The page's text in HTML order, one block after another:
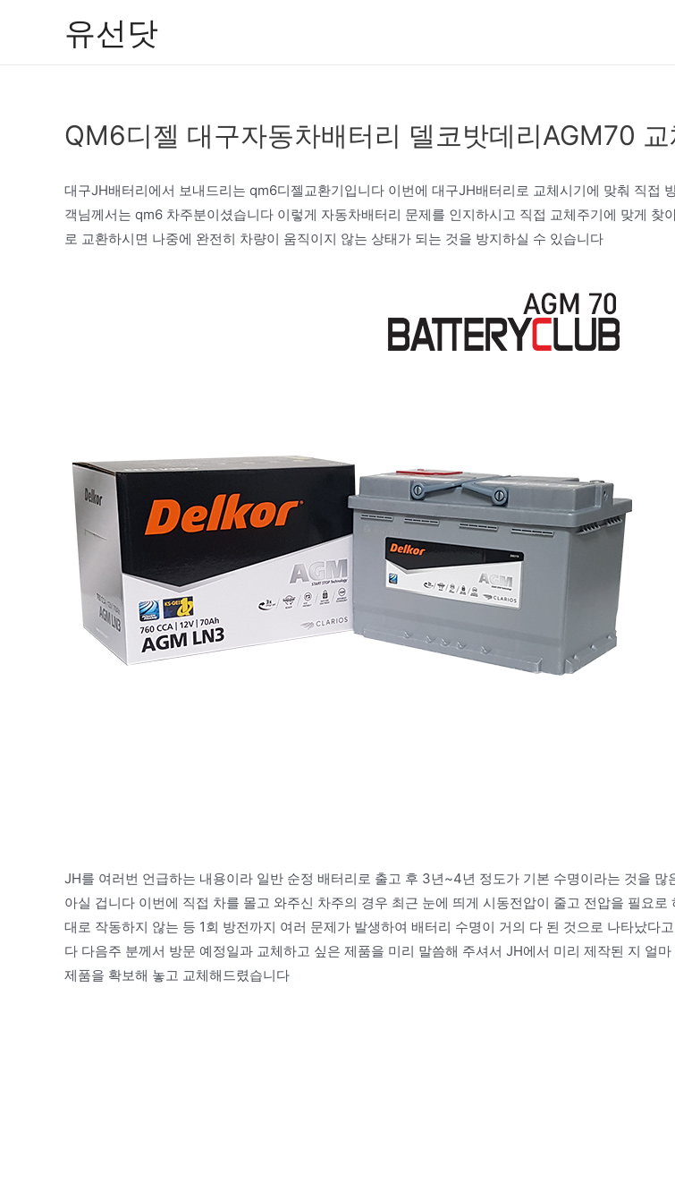
유선닷
QM6디젤 대구자동차배터리 델코밧데리AGM70 교
대구JH배터리에서 보내드리는 qm6디젤교환기입니다 이번에 대구JH배터리로 교체시기에 맞춰 직접
객님께서는 qm6 차주분이셨습니다 이렇게 자동차배터리 문제를 인지하시고 직접 교체주기에 맞게 찾
로 교환하시면 나중에 완전히 차량이 움직이지 않는 상태가 되는 것을 방지하실 수 있습니다
JH를 여러번 언급하는 내용이라 일반 순정 배터리로 출고 후 3년~4년 정도가 기본 수명이라는 것을 많
아실 겁니다 이번에 직접 차를 몰고 와주신 차주의 경우 최근 눈에 띄게 시동전압이 줄고 전압을 필요로
대로 작동하지 않는 등 1회 방전까지 여러 문제가 발생하여 배터리 수명이 거의 다 된 것으로 나타났다
다 다음주 분께서 방문 예정일과 교체하고 싶은 제품을 미리 말씀해 주셔서 JH에서 미리 제작된 지 얼마
제품을 확보해 놓고 교체해드렸습니다